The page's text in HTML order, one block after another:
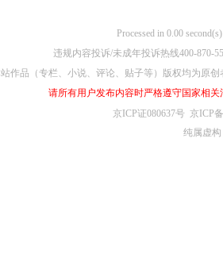
Processed in 0.00
违规内容投诉/未成年投诉热线400-870-
作品（专栏、小说、评论、贴子等）版权均为原
请所有用户发布内容时严格遵守国家相
京ICP证080637号 京ICP
纯属虚